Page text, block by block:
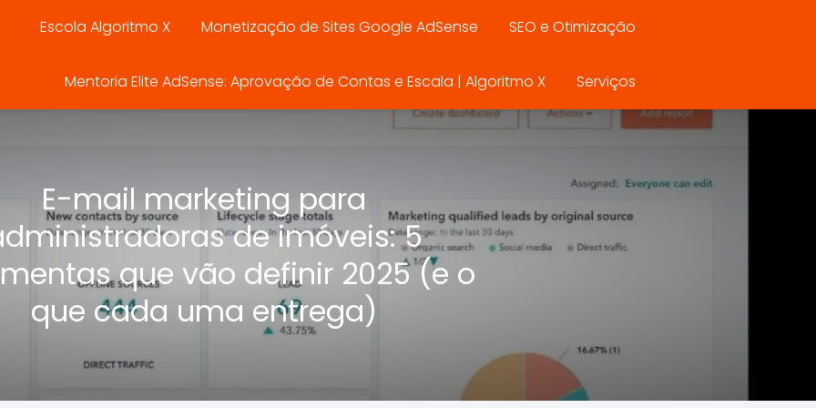
Escola Algoritmo X Monetização de Sites Google AdSense SEO e Otimização
Mentoria Elite AdSense: Aprovação de Contas e Escala | Algoritmo X Serviços
E-mail marketing para
de imóveis: 5
que vão definir 2025 (e o
que cada uma entrega)